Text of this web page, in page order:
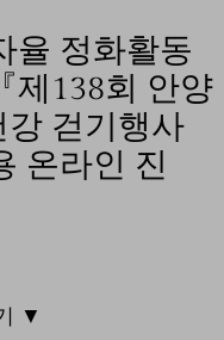
율 정화활동
제138회 안양
걷기행사
온라인 진
▼